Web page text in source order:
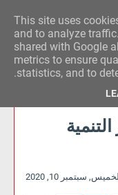
الحدث للآراء
الخميس, سبتمبر 10, 2020
This site uses
and to analyze
shared with Google
metrics to ensure
statistics, and to